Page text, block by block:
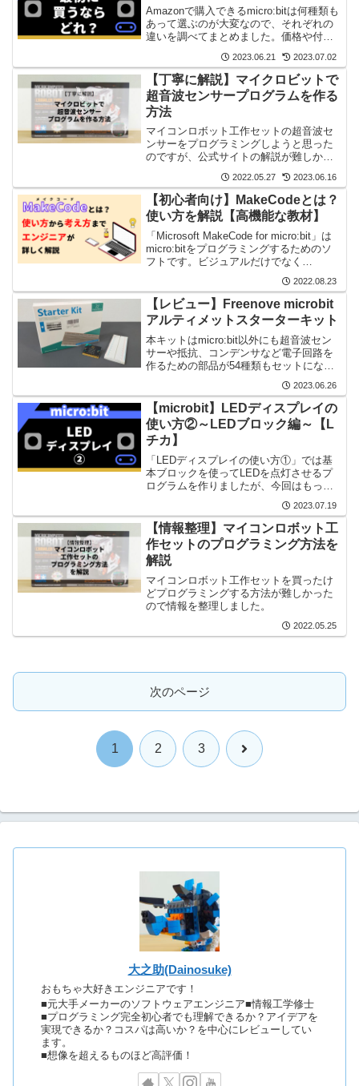
Amazonで購入できるmicro:bitは何種類も
あって選ぶのが大変なので、それぞれの
違いを調べてまとめました。価格や付属
2023.06.21 2023.07.02
【丁寧に解説】マイクロビットで
超音波センサープログラムを作る
方法
マイコンロボット工作セットの超音波セ
ンサーをプログラミングしようと思った
のですが、公式サイトの解説が難しかっ
→具体例の順で解説しています。
2022.05.27 2023.06.16
【初心者向け】MakeCodeとは？
使い方を解説【高機能な教材】
「Microsoft MakeCode for micro:bit」は
micro:bitをプログラミングするためのソ
フトです。ビジュアルだけでなく
できるので本格的な学習に最適です。
2022.08.23
【レビュー】Freenove microbit
アルティメットスターターキット
本キットはmicro:bit以外にも超音波セン
サーや抵抗、コンデンサなど電子回路を
作るための部品が54種類もセットになっ
2023.06.26
【microbit】LEDディスプレイの
使い方②～LEDブロック編～【L
チカ】
「LEDディスプレイの使い方①」では基
本ブロックを使ってLEDを点灯させるプ
ログラムを作りましたが、今回はもっと
2023.07.19
【情報整理】マイコンロボット工
作セットのプログラミング方法を
解説
マイコンロボット工作セットを買ったけ
どプログラミングする方法が難しかった
ので情報を整理しました。
2022.05.25
次のページ
1 2 3 次
大之助(Dainosuke)
おもちゃ大好きエンジニアです！
■元大手メーカーのソフトウェアエンジニア■情報工学修士
■プログラミング完全初心者でも理解できるか？アイデアを
実現できるか？コスパは高いか？を中心にレビューしてい
ます。
■想像を超えるものほど高評価！